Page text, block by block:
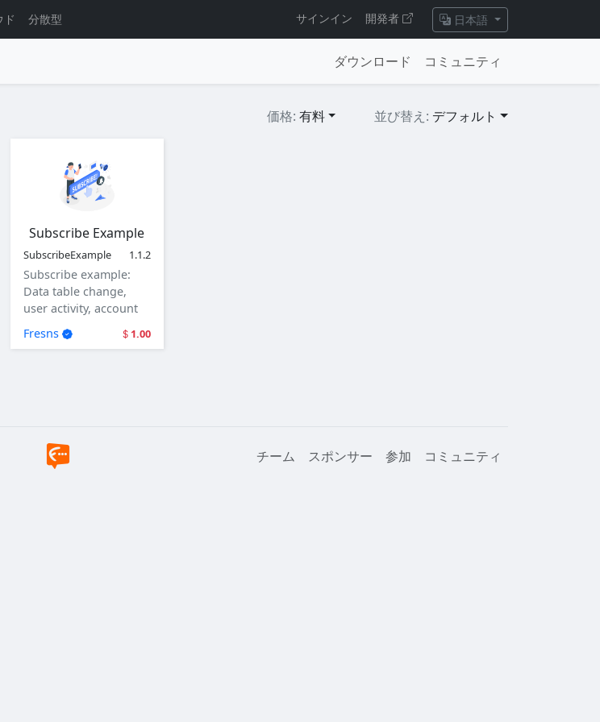
ド 分散型 サインイン 開発者 日本語
ダウンロード コミュニティ
価格: 有料 並び替え: デフォルト
Subscribe Example
SubscribeExample 1.1.2
Subscribe example:
Data table change,
user activity, account
and user login.
Fresns 1.00
チーム スポンサー 参加 コミュニティ